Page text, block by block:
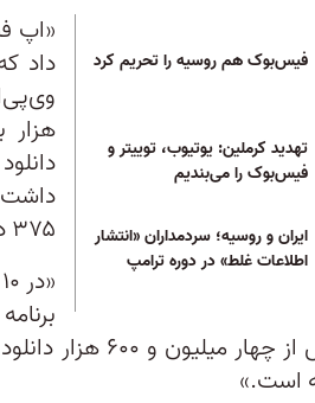
فیس‌بوک هم روسیه را تحریم کرد
تهدید کرملین: یوتیوب، توییتر و
فیس‌بوک را می‌بندیم
ایران و روسیه؛ سردمداران «انتشار
اطلاعات غلط» در دوره ترامپ
۳۷۵ درصد می‌شود.
گوگل پلی بیش از
است.»